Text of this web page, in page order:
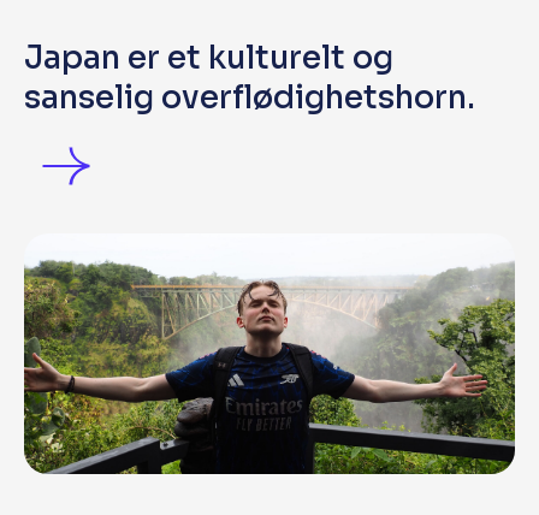
Japan er et kulturelt og
sanselig overflødighetshorn.